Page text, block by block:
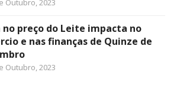
no preço do Leite impacta no
e nas finanças de Quinze de
Outubro, 2023